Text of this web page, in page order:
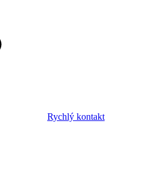
Rychlý kontakt